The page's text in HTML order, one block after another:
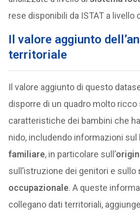
rese disponibili da ISTAT a livello
Il valore aggiunto
territoriale
Il valore aggiunto di questo
disporre di un quadro molto ricco
caratteristiche dei bambini che
nido, includendo informazioni sul
familiare, in particolare sull’
sull’istruzione dei genitori e sullo
occupazionale. A queste
collegano dati territoriali,